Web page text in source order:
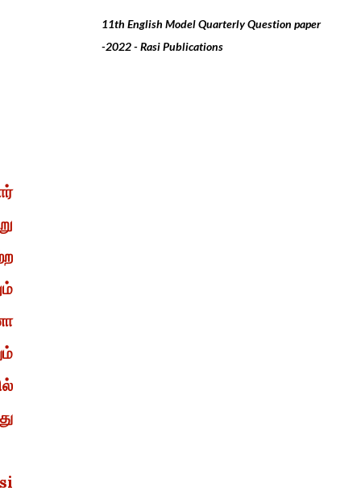
11th English Model Quarterly Question paper
-2022 - Rasi Publications